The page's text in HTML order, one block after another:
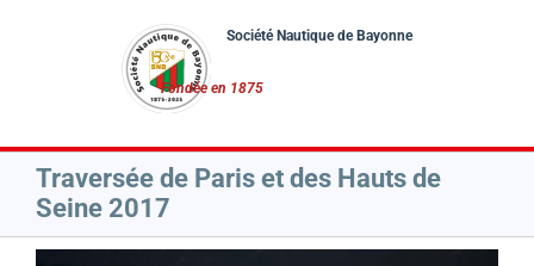
Traversée de Paris et des Hauts de
Seine 2017